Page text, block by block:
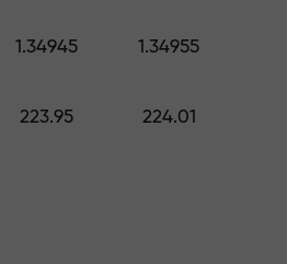
1.34945 1.34955
223.95 224.01